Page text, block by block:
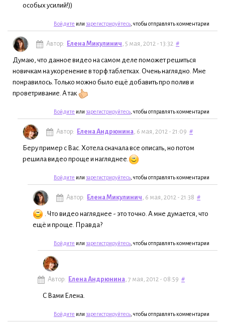
особых усилий!))
Войдите или зарегистрируйтесь , чтобы отправлять комментарии
Автор: Елена Микулинич, 5 мая, 2012 - 13:32 #
Думаю, что данное видео на самом деле поможет решиться
новичкам на укоренение в торф.таблетках. Очень наглядно. Мне
понравилось. Только можно было ещё добавить про полив и
проветривание. А так
Войдите или зарегистрируйтесь , чтобы отправлять комментарии
Автор: Елена Андрюнина, 6 мая, 2012 - 21:09 #
Беру пример с Вас. Хотела сначала все описать, но потом
решила видео проще и нагляднее.
Войдите или зарегистрируйтесь , чтобы отправлять комментарии
Автор: Елена Микулинич, 6 мая, 2012 - 21:38 #
. Что видео нагляднее - это точно. А мне думается, что
ещё и проще. Правда?
Войдите или зарегистрируйтесь , чтобы отправлять комментарии
Автор: Елена Андрюнина, 7 мая, 2012 - 08:59 #
С Вами Елена.
Войдите или зарегистрируйтесь , чтобы отправлять комментарии